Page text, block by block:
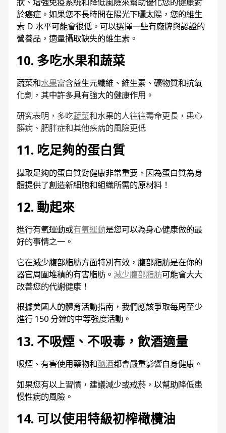
於癌症。如果您不長時間在陽光下曬太陽，您的維生
素 D 水平可能會很低。可以選擇一些有廠牌與認證的
營養品，適量攝取缺失的維生素。
10. 多吃水果和蔬菜
蔬菜和水果富含益生元纖維、維生素、礦物質和抗氧
化劑，其中許多具有強大的健康作用。
研究表明，多吃蔬菜和水果的人往往壽命更長，患心
髒病、肥胖症和其他疾病的風險更低
11. 吃足夠的蛋白質
攝取足夠的蛋白質對健康非常重要，因為蛋白質為身
體提供了創造新細胞和組織所需的原材料！
12. 動起來
進行有氧運動或有氧運動是您可以為身心健康做的最
好的事情之一。
它在減少腹部脂肪方面特別有效，腹部脂肪是在你的
器官周圍堆積的有害脂肪。 減少腹部脂肪可能會大大
改善您的代謝健康！
根據美國人的體育活動指南，我們應該爭取每周至少
進行 150 分鐘的中等強度活動。
13. 不吸煙、不吸毒，飲酒適量
吸煙、有害使用藥物和酗酒都會嚴重影響自身健康。
如果您有以上習慣，建議減少或戒菸，以幫助降低患
慢性病的風險。
14. 可以使用特級初榨橄欖油